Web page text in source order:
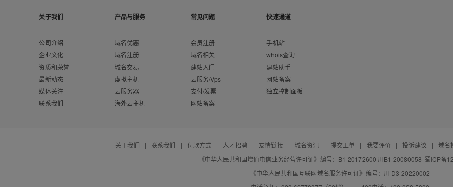
关于我们
公司介绍
企业文化
资质和荣誉
最新动态
媒体关注
联系我们
产品与服务
域名优惠
域名注册
域名交易
虚拟主机
云服务器
海外云主机
常见问题
会员注册
域名相关
建站入门
云服务/Vps
支付/发票
网站备案
快速通道
手机站
whois查询
建站助手
网站备案
独立控制面板
关于我们 | 联系我们 | 付款方式 | 人才招聘 | 友情链接 | 域名资讯 | 提交工单 | 我要评价 | 投诉建议 |
域名
《中华人民共和国增值电信业务经营许可证》编号：B1-20172600 川B1-20080058 蜀ICP备
《中华人民共和国互联网域名服务许可证》编号：川 D3-20220002